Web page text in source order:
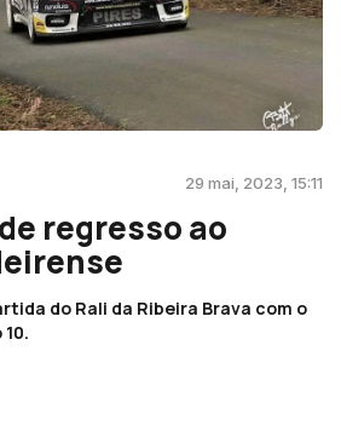
29 mai, 2023, 15:11
regresso ao
do Rali da Ribeira Brava com o